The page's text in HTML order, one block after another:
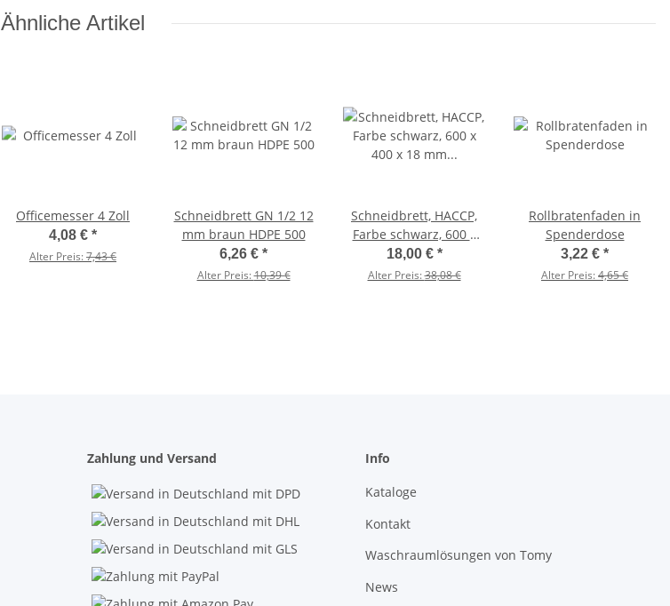
Ähnliche Artikel
Officemesser 4 Zoll
4,08 € *
Alter Preis:7,43 €
Schneidbrett GN 1/2 12
mm braun HDPE 500
6,26 € *
Alter Preis:10,39 €
Schneidbrett, HACCP,
Farbe schwarz, 600 x
400 x 18 mm (BxTxH)
18,00 € *
Alter Preis:38,08 €
Rollbratenfaden in
Spenderdose
3,22 € *
Alter Preis:4,65 €
Zahlung und Versand Info
Kataloge
Kontakt
Waschraumlösungen von Tomy
News